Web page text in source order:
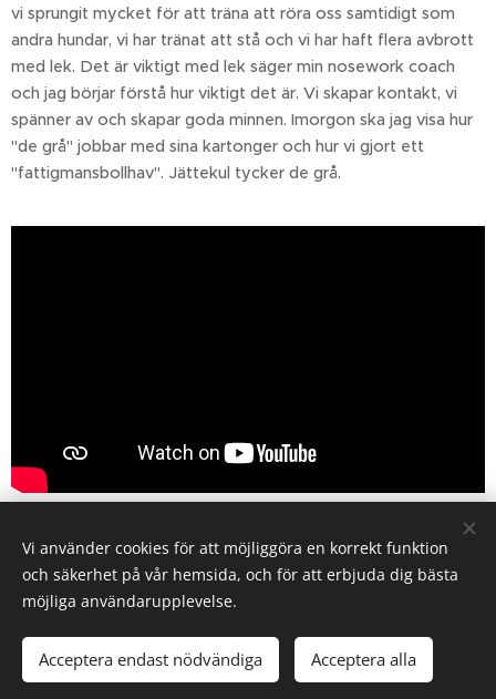
vi sprungit mycket för att träna att röra oss samtidigt som
andra hundar, vi har tränat att stå och vi har haft flera avbrott
med lek. Det är viktigt med lek säger min nosework coach
och jag börjar förstå hur viktigt det är. Vi skapar kontakt, vi
spänner av och skapar goda minnen. Imorgon ska jag visa hur
"de grå" jobbar med sina kartonger och hur vi gjort ett
"fattigmansbollhav". Jättekul tycker de grå.
Share
Cookies
Vi använder cookies för att möjliggöra en korrekt funktion
och säkerhet på vår hemsida, och för att erbjuda dig bästa
möjliga användarupplevelse.
Acceptera endast nödvändiga Acceptera alla